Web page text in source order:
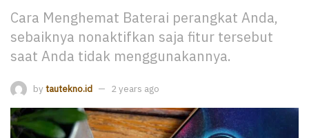
Cara Menghemat Baterai perangkat Anda,
sebaiknya nonaktifkan saja fitur tersebut
saat Anda tidak menggunakannya.
by tautekno.id 2 years ago